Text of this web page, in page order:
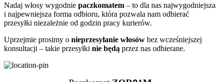
Nadaj włosy wygodnie paczkomatem – to dla nas najwygodniejsza
i najpewniejsza forma odbioru, która pozwala nam odbierać
przesyłki niezależnie od godzin pracy kurierów.
Uprzejmie prosimy o nieprzesyłanie włosów bez wcześniejszej
konsultacji – takie przesyłki nie będą przez nas odbierane.